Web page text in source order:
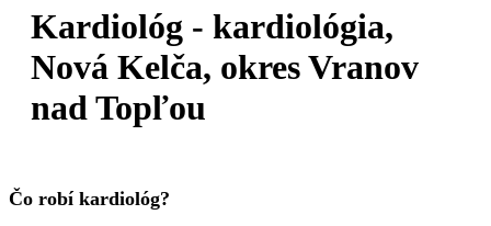
Kardiológ - kardiológia,
Nová Kelča, okres Vranov
nad Topľou
Čo robí kardiológ?